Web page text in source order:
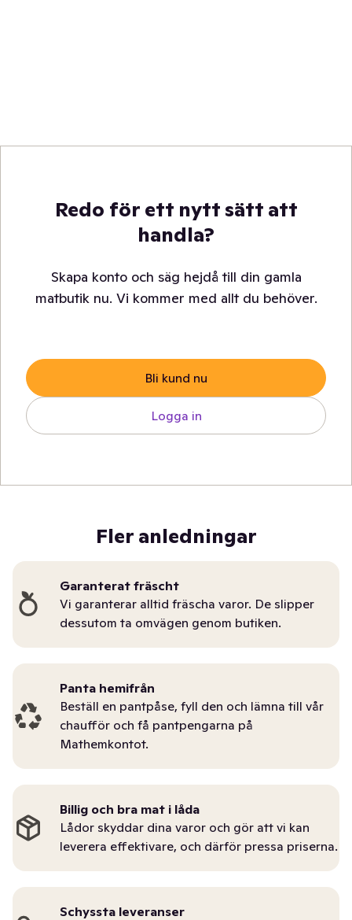
Redo för ett nytt sätt att
handla?
Skapa konto och säg hejdå till din gamla
matbutik nu. Vi kommer med allt du behöver.
Bli kund nu
Logga in
Fler anledningar
Garanterat fräscht
Vi garanterar alltid fräscha varor. De slipper
dessutom ta omvägen genom butiken.
Panta hemifrån
Beställ en pantpåse, fyll den och lämna till vår
chaufför och få pantpengarna på
Mathemkontot.
Billig och bra mat i låda
Lådor skyddar dina varor och gör att vi kan
leverera effektivare, och därför pressa priserna.
Schyssta leveranser